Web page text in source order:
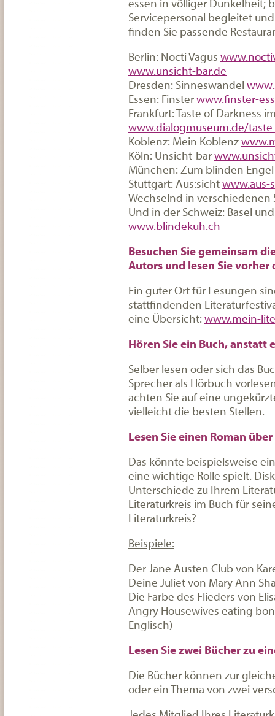
Servicepersonal begleitet
finden Sie passende
Berlin: Nocti Vagus
www.unsicht-bar.de
Dresden: Sinneswandel
Essen: Finsterwww.finster-
Frankfurt: Taste of Darkness
www.dialogmuseum.de/
Koblenz: Mein Koblenz
Köln: Unsicht-bar
München: Zum blinden
Stuttgart: Aus:sichtwww.aus-
Wechselnd in verschiedenen
Und in der Schweiz: Basel
www.blindekuh.ch
Besuchen Sie gemeinsam
Autors und lesen Sie vorher
Ein guter Ort für Lesungen
stattfindenden
eine Übersicht: www.mein-
Hören Sie ein Buch, anstatt
Selber lesen oder sich das
Sprecher als Hörbuch
achten Sie auf eine
vielleicht die besten Stellen.
Lesen Sie einen Roman
Das könnte beispielsweise
eine wichtige Rolle spielt.
Unterschiede zu Ihrem
Literaturkreis im Buch für
Literaturkreis?
Beispiele:
Der Jane Austen Club von
Deine Juliet von Mary Ann
Die Farbe des Flieders von
Angry Housewives eating
Englisch)
Lesen Sie zwei Bücher zu
Die Bücher können zur
oder ein Thema von zwei